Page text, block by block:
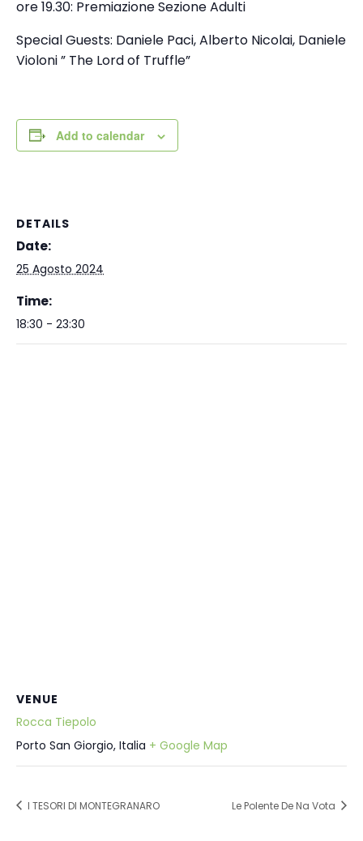
ore 19.30: Premiazione Sezione Adulti
Special Guests: Daniele Paci, Alberto Nicolai, Daniele
Violoni ” The Lord of Truffle”
Add to calendar
DETAILS
Date:
25 Agosto 2024
Time:
18:30 - 23:30
VENUE
Rocca Tiepolo
Porto San Giorgio, Italia + Google Map
I TESORI DI MONTEGRANARO Le Polente De Na Vota